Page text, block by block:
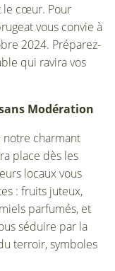
le cœur. Pour
vous convie à
2024. Préparez-
qui ravira vos
Modération
notre charmant
place dès les
locaux vous
: fruits juteux,
parfumés, et
séduire par la
terroir, symboles